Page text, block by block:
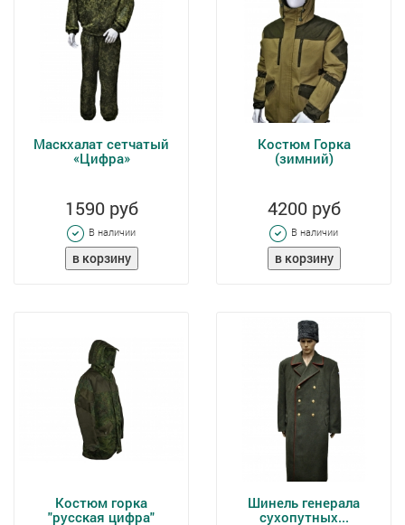
Маскхалат сетчатый
«Цифра»
1590 руб
В наличии
Костюм Горка
(зимний)
4200 руб
В наличии
Костюм горка
"русская цифра"
Шинель генерала
сухопутных...